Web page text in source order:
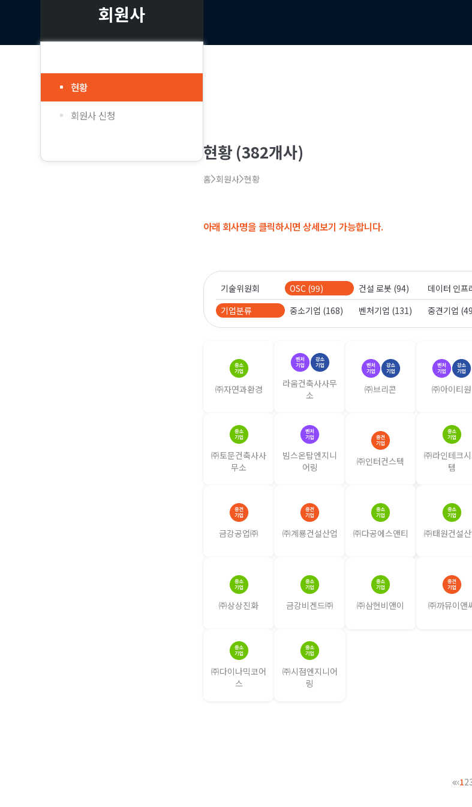
회원사
현황
회원사 신청
현황 (382개사)
홈 회원사 현황
아래 회사명을 클릭하시면 상세보기 가능합니다.
기술위원회 OSC (99) 건설 로봇 (94) 데이터 인
기업분류
중소기업 (168) 벤처기업 (131) 중견기업
㈜자연과환경
라움건축사사무
소
㈜브리콘 ㈜아이티원
㈜토문건축사사
무소
빔스온탑엔지니
어링
㈜인터컨스텍
㈜라인테크
템
금강공업㈜ ㈜계룡건설산업 ㈜다공에스앤티 ㈜태원건설
㈜상상진화 금강비겐드㈜ ㈜삼현비앤이 ㈜까뮤이앤
㈜다이나믹코어
스
㈜시점엔지니어
링
12